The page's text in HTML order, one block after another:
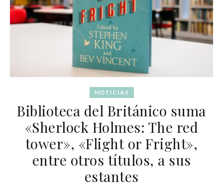
NOTICIAS
Biblioteca del Británico suma
«Sherlock Holmes: The red
tower», «Flight or Fright»,
entre otros títulos, a sus
estantes